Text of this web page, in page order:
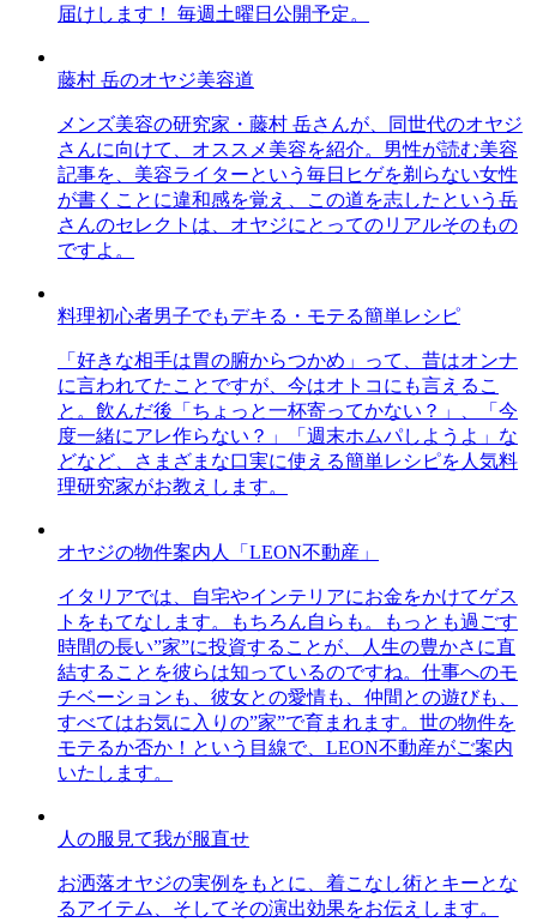
届けします！ 毎週土曜日公開予定。
藤村 岳のオヤジ美容道
メンズ美容の研究家・藤村 岳さんが、同世代のオヤジ
さんに向けて、オススメ美容を紹介。男性が読む美容
記事を、美容ライターという毎日ヒゲを剃らない女性
が書くことに違和感を覚え、この道を志したという岳
さんのセレクトは、オヤジにとってのリアルそのもの
ですよ。
料理初心者男子でもデキる・モテる簡単レシピ
「好きな相手は胃の腑からつかめ」って、昔はオンナ
に言われてたことですが、今はオトコにも言えるこ
と。飲んだ後「ちょっと一杯寄ってかない？」、「今
度一緒にアレ作らない？」「週末ホムパしようよ」な
どなど、さまざまな口実に使える簡単レシピを人気料
理研究家がお教えします。
オヤジの物件案内人「LEON不動産」
イタリアでは、自宅やインテリアにお金をかけてゲス
トをもてなします。もちろん自らも。もっとも過ごす
時間の長い”家”に投資することが、人生の豊かさに直
結することを彼らは知っているのですね。仕事へのモ
チベーションも、彼女との愛情も、仲間との遊びも、
すべてはお気に入りの”家”で育まれます。世の物件を
モテるか否か！という目線で、LEON不動産がご案内
いたします。
人の服見て我が服直せ
お洒落オヤジの実例をもとに、着こなし術とキーとな
るアイテム、そしてその演出効果をお伝えします。